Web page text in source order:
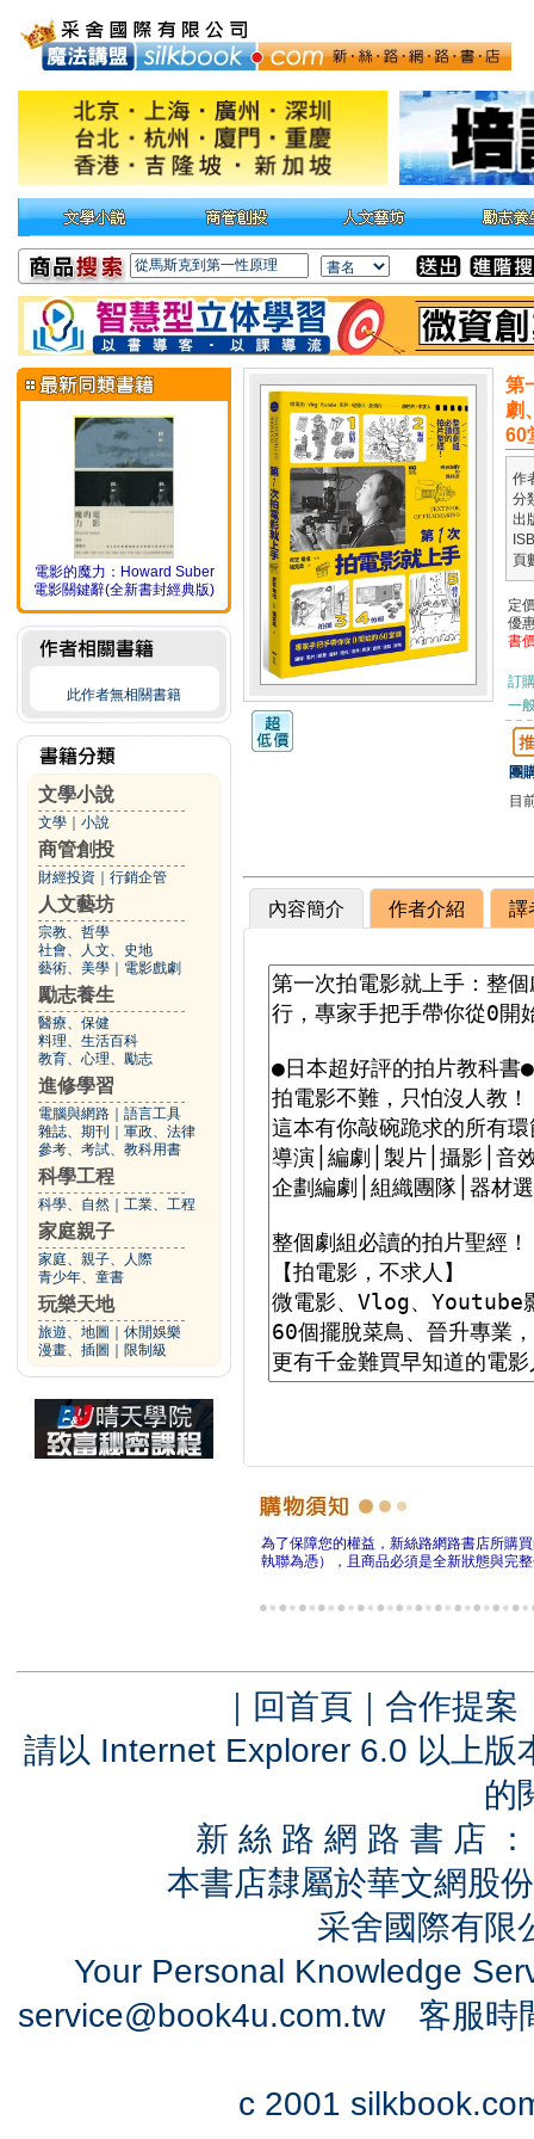
電影的魔力：Howard Suber
電影關鍵辭(全新書封經典版)
此作者無相關書籍
文學小說
文學 小說
商管創投
財經投資 行銷企管
人文藝坊
宗教、哲學
社會、人文、史地
藝術、美學
電影戲劇
勵志養生
醫療、保健
料理、生活百科
教育、心理、勵志
進修學習
電腦與網路
語言工具
雜誌、期刊
軍政、法律
參考、考試、教科用書
科學工程
科學、自然 工業、工程
家庭親子
家庭、親子、人際
青少年、童書
玩樂天地
旅遊、地圖
休閒娛樂
漫畫、插圖
限制級
第
劇
60
作
分
出
頁
定
優
書
訂
一
團
目
內容簡介 作者介紹 譯
為了保障您的權益，新絲路網路書店所購
執聯為憑），且商品必須是全新狀態與完
｜ 回首頁 ｜ 合作提案
請以 Internet Explorer 6.0 以上
的
新 絲 路 網 路 書 店
本書店隸屬於華文網股
采舍國際有
Your Personal Knowledge
service@book4u.com.tw客服時
c 2001